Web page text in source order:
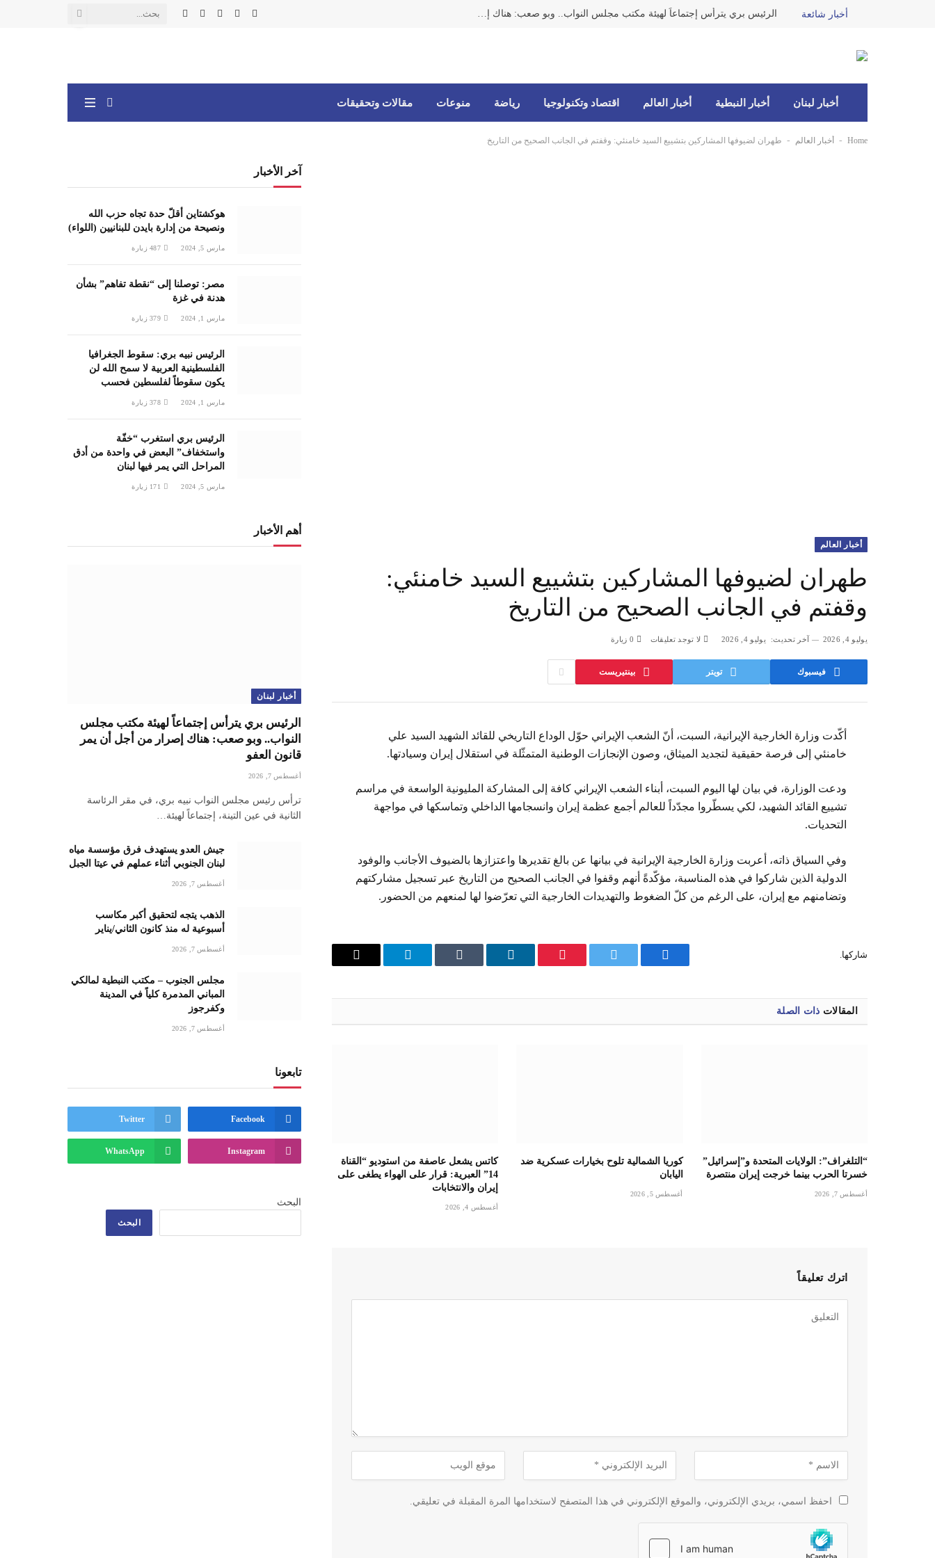
أخبار شائعة الرئيس بري يترأس إجتماعاً لهيئة مكتب مجلس النواب.. وبو صعب: هناك إصرار من أجل أن يمر قانون العفو
فيسبوك
X
الانستغرام
يوتيوبواتساب
أخبار لبنان أخبار النبطية أخبار العالم اقتصاد وتكنولوجيا رياضة منوعات مقالات وتحقيقات
Home
- أخبار العالم - طهران لضيوفها المشاركين بتشييع السيد خامنئي: وقفتم في الجانب الصحيح من التاريخ
أخبار العالم
طهران لضيوفها المشاركين بتشييع السيد خامنئي:
وقفتم في الجانب الصحيح من التاريخ
يوليو 4, 2026 آخر تحديث: يوليو 4, 2026 لا توجد تعليقات 0 زيارة
فيسبوك تويتر بينتيريست
أكّدت وزارة الخارجية الإيرانية، السبت، أنّ الشعب الإيراني حوّل الوداع التاريخي للقائد الشهيد السيد علي
خامنئي إلى فرصة حقيقية لتجديد الميثاق، وصون الإنجازات الوطنية المتمثّلة في استقلال إيران وسيادتها.
ودعت الوزارة، في بيان لها اليوم السبت، أبناء الشعب الإيراني كافة إلى المشاركة المليونية الواسعة في مراسم
تشييع القائد الشهيد، لكي يسطّروا مجدّداً للعالم أجمع عظمة إيران وانسجامها الداخلي وتماسكها في مواجهة
التحديات.
وفي السياق ذاته، أعربت وزارة الخارجية الإيرانية في بيانها عن بالغ تقديرها واعتزازها بالضيوف الأجانب والوفود
الدولية الذين شاركوا في هذه المناسبة، مؤكّدةً أنهم وقفوا في الجانب الصحيح من التاريخ عبر تسجيل مشاركتهم
وتضامنهم مع إيران، على الرغم من كلّ الضغوط والتهديدات الخارجية التي تعرّضوا لها لمنعهم من الحضور.
شاركها.
فيسبوك تويتر بينتيريستلينكدإن Tumblr تيلقرام
البريد
المقالات ذات الصلة
“التلغراف”: الولايات المتحدة و”إسرائيل”
خسرتا الحرب بينما خرجت إيران منتصرة
أغسطس 7, 2026
كوريا الشمالية تلوح بخيارات عسكرية ضد
اليابان
أغسطس 5, 2026
كاتس يشعل عاصفة من استوديو “القناة
14” العبرية: قرار على الهواء يطغى على
إيران والانتخابات
أغسطس 4, 2026
اترك تعليقاً
احفظ اسمي، بريدي الإلكتروني، والموقع الإلكتروني في هذا المتصفح لاستخدامها المرة المقبلة في تعليقي.
آخر الأخبار
هوكشتاين أقلّ حدة تجاه حزب الله
ونصيحة من إدارة بايدن للبنانيين (اللواء)
مارس 5, 2024 487 زيارة
مصر: توصلنا إلى “نقطة تفاهم” بشأن
هدنة في غزة
مارس 1, 2024 379 زيارة
الرئيس نبيه بري: سقوط الجغرافيا
الفلسطينية العربية لا سمح الله لن
يكون سقوطاً لفلسطين فحسب
مارس 1, 2024 378 زيارة
الرئيس بري استغرب “خفّة
واستخفاف” البعض في واحدة من أدق
المراحل التي يمر فيها لبنان
مارس 5, 2024 171 زيارة
أهم الأخبار
أخبار لبنان
الرئيس بري يترأس إجتماعاً لهيئة مكتب مجلس
النواب.. وبو صعب: هناك إصرار من أجل أن يمر
قانون العفو
أغسطس 7, 2026
ترأس رئيس مجلس النواب نبيه بري، في مقر الرئاسة
الثانية في عين التينة، إجتماعاً لهيئة…
جيش العدو يستهدف فرق مؤسسة مياه
لبنان الجنوبي أثناء عملهم في عيتا الجبل
أغسطس 7, 2026
الذهب يتجه لتحقيق أكبر مكاسب
أسبوعية له منذ كانون الثاني/يناير
أغسطس 7, 2026
مجلس الجنوب – مكتب النبطية لمالكي
المباني المدمرة كلياً في المدينة
وكفرجوز
أغسطس 7, 2026
تابعونا
Facebook
Twitter
Instagram
WhatsApp
البحث
البحث